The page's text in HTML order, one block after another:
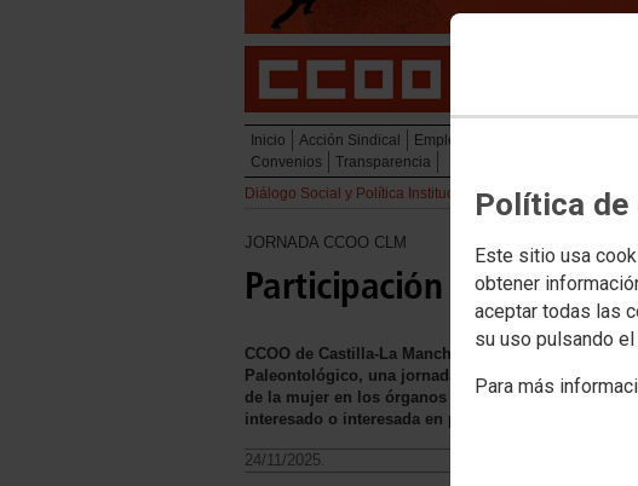
Política de
Este sitio usa
obtener
aceptar todas las
su uso pulsando
Para más
Inicio Acción Sindical Empleo
Convenios
Transparencia
Diálogo Social y Política Institucional
JORNADA CCOO CLM
Participación y mujer
CCOO de Castilla-La Mancha celebra el próximo 2
Paleontológico, una jornada con el título
de la mujer en los órganos de decisión, en el
interesado o interesada en participar
24/11/2025.